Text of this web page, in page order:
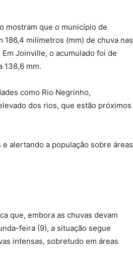
mostram que o município de
milímetros (mm) de chuva nas
Joinville, o acumulado foi de
138,6 mm.
como Rio Negrinho,
dos rios, que estão próximos
alertando a população sobre áreas
que, embora as chuvas devam
feira (9), a situação segue
intensas, sobretudo em áreas